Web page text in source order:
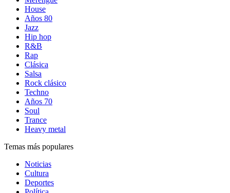
House
Años 80
Jazz
Hip hop
R&B
Rap
Clásica
Salsa
Rock clásico
Techno
Años 70
Soul
Trance
Heavy metal
Temas más populares
Noticias
Cultura
Deportes